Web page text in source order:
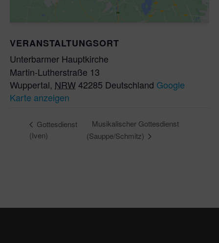
VERANSTALTUNGSORT
Unterbarmer Hauptkirche
Martin-Lutherstraße 13
Wuppertal, NRW42285 Deutschland Google
Karte anzeigen
Gottesdienst
(Iven)
Musikalischer Gottesdienst
(Sauppe/Schmitz)